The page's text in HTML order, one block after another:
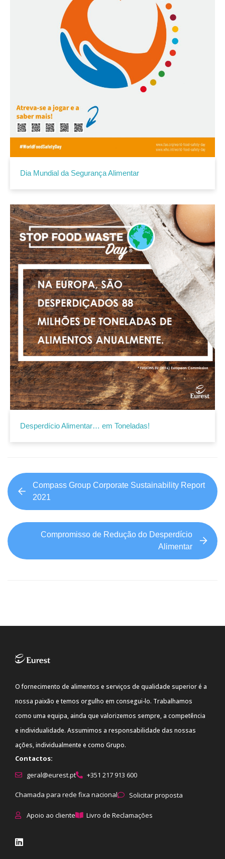
Dia Mundial da Segurança Alimentar
Desperdício Alimentar… em Toneladas!
Compass Group Corporate Sustainability Report
2021
Compromisso de Redução do Desperdício
Alimentar
O fornecimento de alimentos e serviços de qualidade superior é a
nossa paixão e temos orgulho em consegui-lo. Trabalhamos
como uma equipa, ainda que valorizemos sempre, a competência
e individualidade. Assumimos a responsabilidade das nossas
ações, individualmente e como Grupo.
Contactos:
geral@eurest.pt
+351 217 913 600
Chamada para rede fixa nacional Solicitar proposta
Apoio ao cliente Livro de Reclamações